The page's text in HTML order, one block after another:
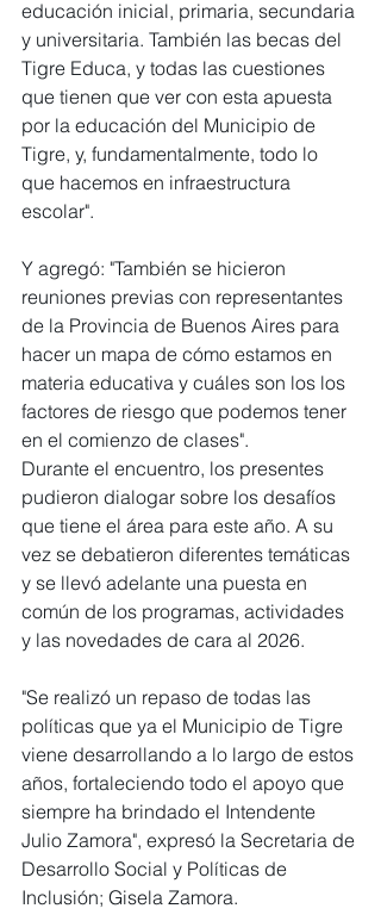
educación inicial, primaria, secundaria
y universitaria. También las becas del
Tigre Educa, y todas las cuestiones
que tienen que ver con esta apuesta
por la educación del Municipio de
Tigre, y, fundamentalmente, todo lo
que hacemos en infraestructura
escolar".
Y agregó: "También se hicieron
reuniones previas con representantes
de la Provincia de Buenos Aires para
hacer un mapa de cómo estamos en
materia educativa y cuáles son los los
factores de riesgo que podemos tener
en el comienzo de clases".
Durante el encuentro, los presentes
pudieron dialogar sobre los desafíos
que tiene el área para este año. A su
vez se debatieron diferentes temáticas
y se llevó adelante una puesta en
común de los programas, actividades
y las novedades de cara al 2026.
"Se realizó un repaso de todas las
políticas que ya el Municipio de Tigre
viene desarrollando a lo largo de estos
años, fortaleciendo todo el apoyo que
siempre ha brindado el Intendente
Julio Zamora", expresó la Secretaria de
Desarrollo Social y Políticas de
Inclusión; Gisela Zamora.